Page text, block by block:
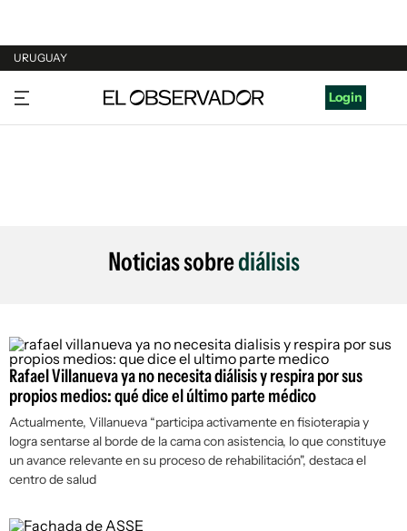
URUGUAY
URUGUAY
ARGENTINA
Login
Noticias sobrediálisis
Rafael Villanueva ya no necesita diálisis y respira por sus
propios medios: qué dice el último parte médico
Actualmente, Villanueva “participa activamente en fisioterapia y
logra sentarse al borde de la cama con asistencia, lo que constituye
un avance relevante en su proceso de rehabilitación", destaca el
centro de salud